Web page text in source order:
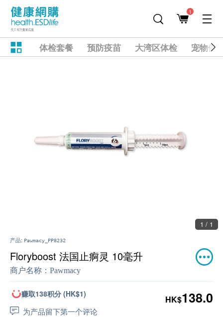
1
体检套餐 预防疫苗 大湾区体检 宠物健
1 / 1
产品: Pawmacy_PP8232
Floryboost 法国止痾灵 10毫升
商户名称： Pawmacy
赚取138积分 (HK$1)
为产品留下第一个评论
HK$138.0